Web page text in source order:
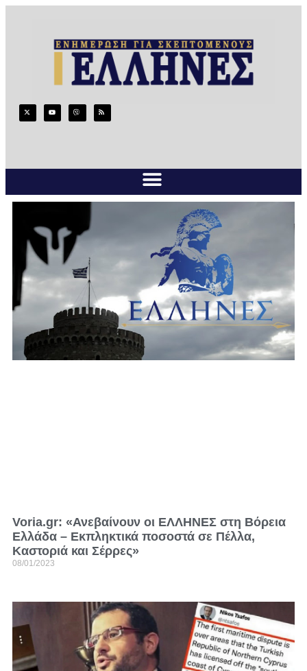
Voria.gr: «Ανεβαίνουν οι ΕΛΛΗΝΕΣ στη Βόρεια
Ελλάδα – Εκπληκτικά ποσοστά σε Πέλλα,
Καστοριά και Σέρρες»
08/01/2023